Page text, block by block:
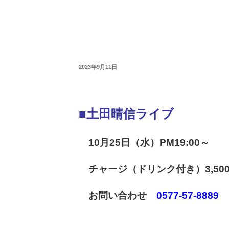
2023年9月11日
■土田晴信ライブ
10月25日（水）PM19:00～
チャージ（ドリンク付き）
お問い合わせ 0577-57-8889